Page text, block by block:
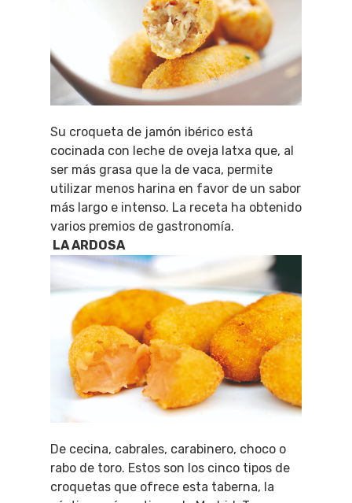
Su croqueta de jamón ibérico está
cocinada con leche de oveja latxa que, al
ser más grasa que la de vaca, permite
utilizar menos harina en favor de un sabor
más largo e intenso. La receta ha obtenido
varios premios de gastronomía.
LA ARDOSA
De cecina, cabrales, carabinero, choco o
rabo de toro. Estos son los cinco tipos de
croquetas que ofrece esta taberna, la